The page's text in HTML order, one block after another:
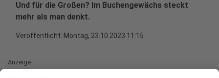
Und für die Großen? Im Buchengewächs steckt
mehr als man denkt.
Veröffentlicht: Montag, 23.10.2023 11:15
Anzeige